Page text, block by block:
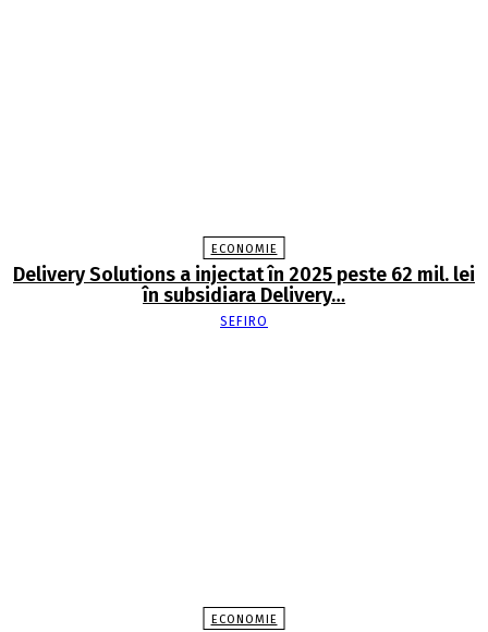
ECONOMIE
Delivery Solutions a injectat în 2025 peste 62 mil. lei
în subsidiara Delivery…
SEFIRO
ECONOMIE